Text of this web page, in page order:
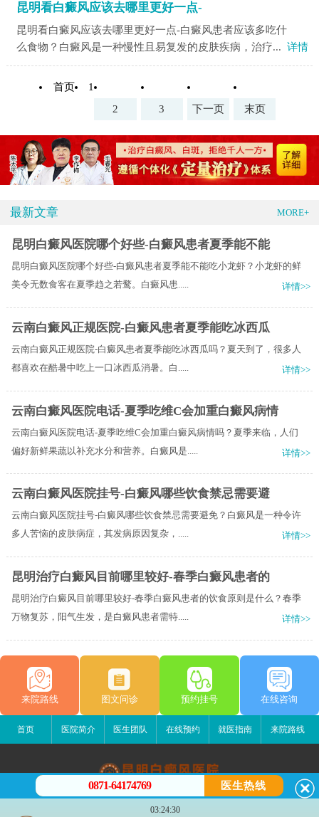
昆明看白癜风应该去哪里更好一点-
昆明看白癜风应该去哪里更好一点-白癜风患者应该多吃什
么食物？白癜风是一种慢性且易复发的皮肤疾病，治疗... 详情
首页
1
2
3 下一页 末页
最新文章 MORE+
昆明白癜风医院哪个好些-白癜风患者夏季能不能
昆明白癜风医院哪个好些-白癜风患者夏季能不能吃小龙虾？小龙虾的鲜
美令无数食客在夏季趋之若鹜。白癜风患.....
详情>>
云南白癜风正规医院-白癜风患者夏季能吃冰西瓜
云南白癜风正规医院-白癜风患者夏季能吃冰西瓜吗？夏天到了，很多人
都喜欢在酷暑中吃上一口冰西瓜消暑。白.....
详情>>
云南白癜风医院电话-夏季吃维C会加重白癜风病情
云南白癜风医院电话-夏季吃维C会加重白癜风病情吗？夏季来临，人们
偏好新鲜果蔬以补充水分和营养。白癜风是.....
详情>>
云南白癜风医院挂号-白癜风哪些饮食禁忌需要避
云南白癜风医院挂号-白癜风哪些饮食禁忌需要避免？白癜风是一种令许
多人苦恼的皮肤病症，其发病原因复杂，.....
详情>>
昆明治疗白癜风目前哪里较好-春季白癜风患者的
昆明治疗白癜风目前哪里较好-春季白癜风患者的饮食原则是什么？春季
万物复苏，阳气生发，是白癜风患者需特.....
详情>>
来院路线 图文问诊 预约挂号 在线咨询
首页 医院简介 医生团队 在线预约 就医指南 来院路线
昆明白癜风医院
昆明市五华区护国路2号
0871-64174769 医生热线
03:24:30